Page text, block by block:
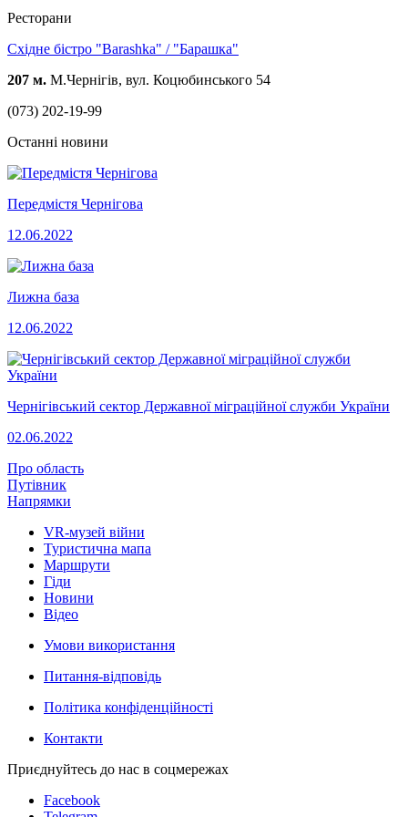
Ресторани
Східне бістро "Barashka" / "Барашка"
207 м. М.Чернігів, вул. Коцюбинського 54
(073) 202-19-99
Останні новини
Передмістя Чернігова
12.06.2022
Лижна база
12.06.2022
Чернігівський сектор Державної міграційної служби України
02.06.2022
Про область
Путівник
Напрямки
VR-музей війни
Туристична мапа
Маршрути
Гіди
Новини
Відео
Умови використання
Питання-відповідь
Політика конфіденційності
Контакти
Приєднуйтесь до нас в соцмережах
Facebook